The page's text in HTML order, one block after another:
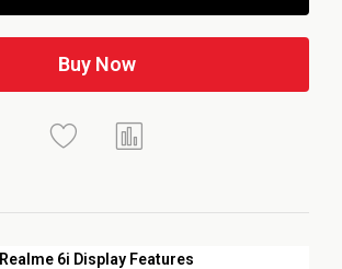
Realme 6i Display Features
Buy Now